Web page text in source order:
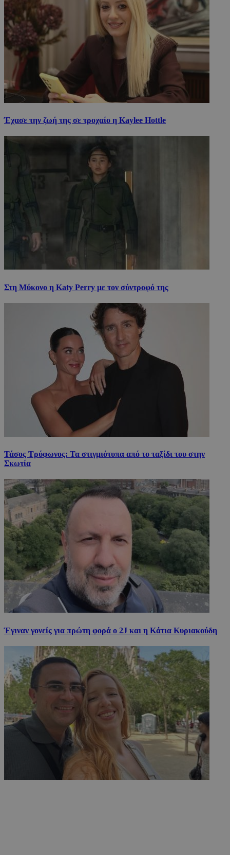
Έχασε την ζωή της σε τροχαίο η Kaylee Hottle
Στη Μύκονο η Katy Perry με τον σύντροφό της
Τάσος Τρύφωνος: Τα στιγμιότυπα από το ταξίδι του στην
Σκωτία
Έγιναν γονείς για πρώτη φορά ο 2J και η Κάτια Κυριακούδη